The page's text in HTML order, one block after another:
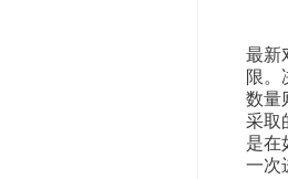
最新
限。
数量
采取
是在
一次